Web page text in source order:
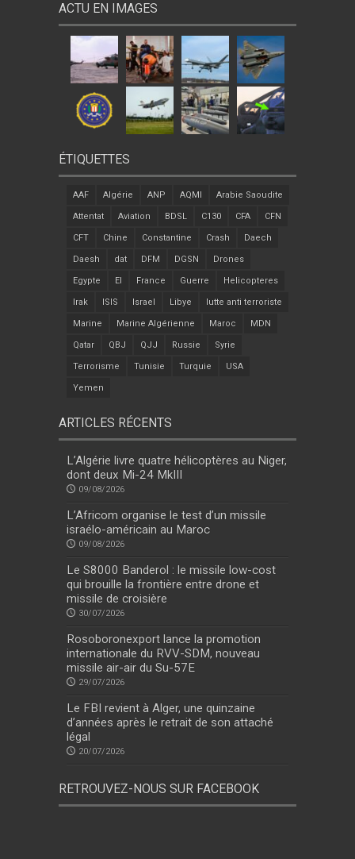
ACTU EN IMAGES
ÉTIQUETTES
AAF Algérie ANP AQMI Arabie Saoudite
Attentat Aviation BDSL C130 CFA CFN
CFT Chine Constantine Crash Daech
Daesh dat DFM DGSN Drones
Egypte EI France Guerre Helicopteres
Irak ISIS Israel Libye lutte anti terroriste
Marine Marine Algérienne Maroc MDN
Qatar QBJ QJJ Russie Syrie
Terrorisme Tunisie Turquie USA
Yemen
ARTICLES RÉCENTS
L’Algérie livre quatre hélicoptères au Niger,
dont deux Mi-24 MkIII
09/08/2026
L’Africom organise le test d’un missile
israélo-américain au Maroc
09/08/2026
Le S8000 Banderol : le missile low-cost
qui brouille la frontière entre drone et
missile de croisière
30/07/2026
Rosoboronexport lance la promotion
internationale du RVV-SDM, nouveau
missile air-air du Su-57E
29/07/2026
Le FBI revient à Alger, une quinzaine
d’années après le retrait de son attaché
légal
20/07/2026
RETROUVEZ-NOUS SUR FACEBOOK